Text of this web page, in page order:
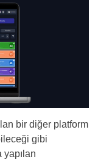
bir diğer platform
gibi